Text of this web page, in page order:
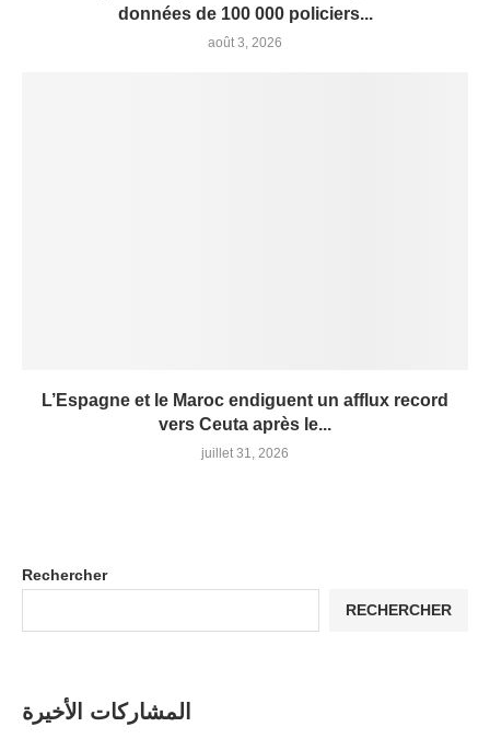
données de 100 000 policiers...
août 3, 2026
L’Espagne et le Maroc endiguent un afflux record
vers Ceuta après le...
juillet 31, 2026
Rechercher
RECHERCHER
المشاركات الأخيرة